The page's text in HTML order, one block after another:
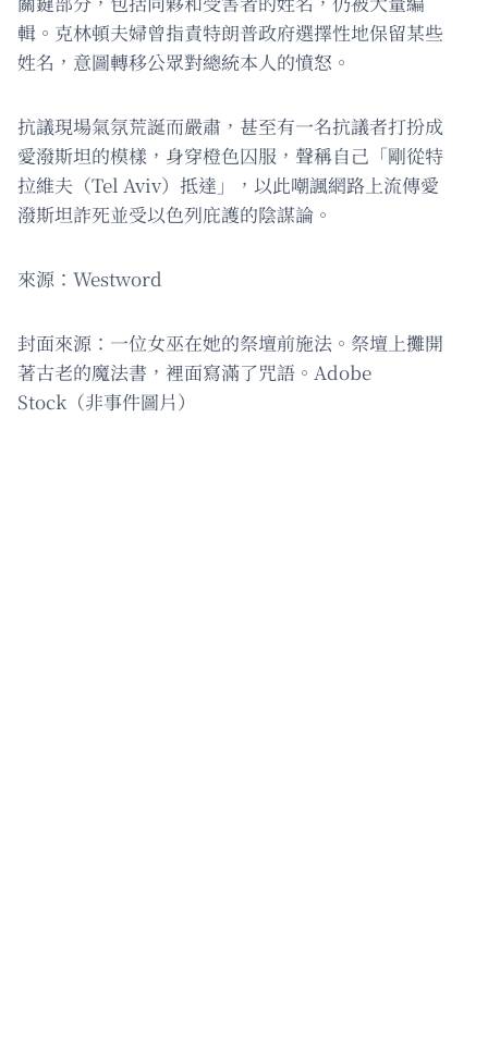
輯。克林頓夫婦曾指責特朗普政府選擇性地保留某些
姓名，意圖轉移公眾對總統本人的憤怒。
抗議現場氣氛荒誕而嚴肅，甚至有一名抗議者打扮成
愛潑斯坦的模樣，身穿橙色囚服，聲稱自己「剛從特
拉維夫（Tel Aviv）抵達」，以此嘲諷網路上流傳愛
潑斯坦詐死並受以色列庇護的陰謀論。
來源：Westword
封面來源：一位女巫在她的祭壇前施法。祭壇上攤開
著古老的魔法書，裡面寫滿了咒語。Adobe
Stock（非事件圖片）